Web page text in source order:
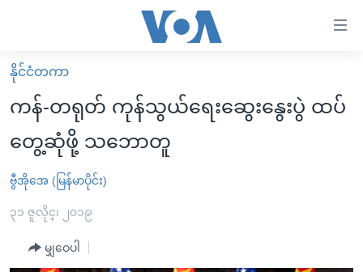
လွယ်ကူ
စေ
Link
များ
ပင်မ
မူလစာမျက်နှာ
မြန်မာ
ကမ္ဘာ့သတင်းများ
နိုင်ငံတကာ
အစ္စရေး-ပါလက်စတိုင်း
ဗွီဒီယို
အင်္ဂလိပ်စာလေ့လာမယ်
နိုင်ငံတကာ
ကန်-တရုတ် ကုန်သွယ်ရေးဆွေးနွေးပွဲ ထပ်
တွေ့ဆုံဖို့ သဘောတူ
ဗွီအိုအေ (မြန်မာပိုင်း)
၃၁ ဇူလိုင္၊ ၂၀၁၉
မျှဝေပါ